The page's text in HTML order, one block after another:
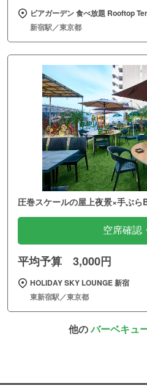
ビアガーデン 食べ放題 Rooftop
新宿駅／東京都
圧巻スケールの屋上夜景×手ぶら
空席確認
平均予算 3,000円
HOLIDAY SKY LOUNGE 新宿
東新宿駅／東京都
他のバーベキュ